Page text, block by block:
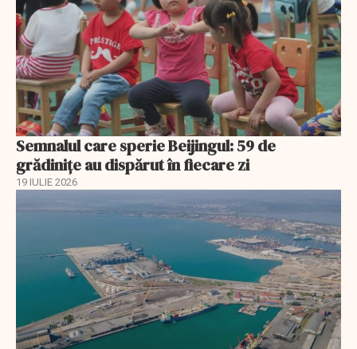
Semnalul care sperie Beijingul: 59 de
grădinițe au dispărut în fiecare zi
19 IULIE 2026